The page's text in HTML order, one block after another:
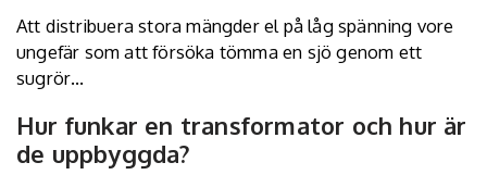
Att distribuera stora mängder el på låg spänning vore
ungefär som att försöka tömma en sjö genom ett
sugrör…
Hur funkar en transformator och hur är
de uppbyggda?